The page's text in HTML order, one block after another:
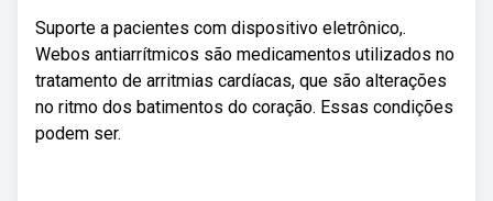
Suporte a pacientes com dispositivo eletrônico,.
Webos antiarrítmicos são medicamentos utilizados no
tratamento de arritmias cardíacas, que são alterações
no ritmo dos batimentos do coração. Essas condições
podem ser.